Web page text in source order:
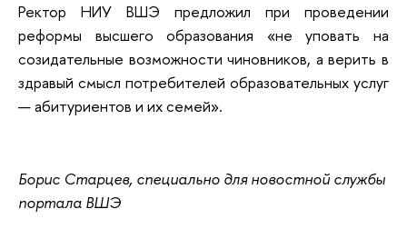
Ректор НИУ ВШЭ предложил при проведении
реформы высшего образования «не уповать на
созидательные возможности чиновников, а верить в
здравый смысл потребителей образовательных услуг
— абитуриентов и их семей».
Борис Старцев, специально для новостной службы
портала ВШЭ